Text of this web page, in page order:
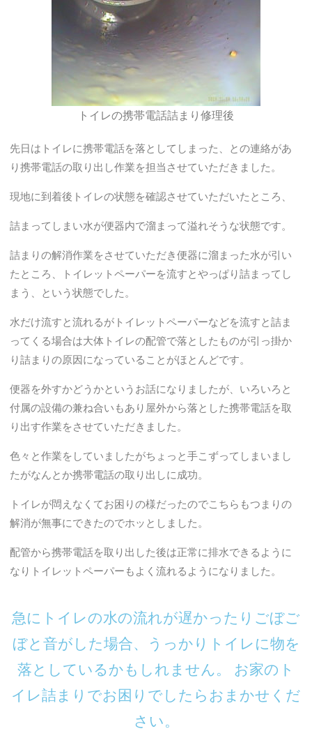
トイレの携帯電話詰まり修理後
先日はトイレに携帯電話を落としてしまった、との連絡があ
り携帯電話の取り出し作業を担当させていただきました。
現地に到着後トイレの状態を確認させていただいたところ、
詰まってしまい水が便器内で溜まって溢れそうな状態です。
詰まりの解消作業をさせていただき便器に溜まった水が引い
たところ、トイレットペーパーを流すとやっぱり詰まってし
まう、という状態でした。
水だけ流すと流れるがトイレットペーパーなどを流すと詰ま
ってくる場合は大体トイレの配管で落としたものが引っ掛か
り詰まりの原因になっていることがほとんどです。
便器を外すかどうかというお話になりましたが、いろいろと
付属の設備の兼ね合いもあり屋外から落とした携帯電話を取
り出す作業をさせていただきました。
色々と作業をしていましたがちょっと手こずってしまいまし
たがなんとか携帯電話の取り出しに成功。
トイレが閊えなくてお困りの様だったのでこちらもつまりの
解消が無事にできたのでホッとしました。
配管から携帯電話を取り出した後は正常に排水できるように
なりトイレットペーパーもよく流れるようになりました。
急にトイレの水の流れが遅かったりごぼご
ぼと音がした場合、うっかりトイレに物を
落としているかもしれません。 お家のト
イレ詰まりでお困りでしたらおまかせくだ
さい。